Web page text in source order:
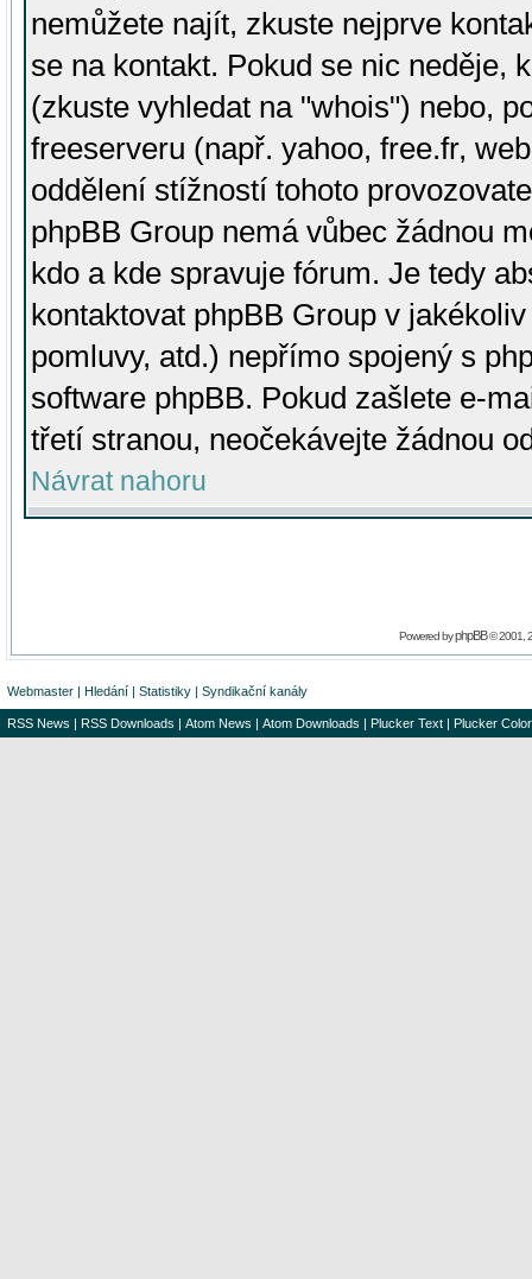
nemůžete najít, zkuste nejprve
se na kontakt. Pokud se nic neděje,
(zkuste vyhledat na "whois") nebo,
freeserveru (např. yahoo, free.fr,
oddělení stížností tohoto
phpBB Group nemá vůbec žádnou
kdo a kde spravuje fórum. Je tedy
kontaktovat phpBB Group v
pomluvy, atd.) nepřímo spojený s
software phpBB. Pokud zašlete e-
třetí stranou, neočekávejte žádnou
Návrat nahoru
Powered byphpBB© 2001,
Webmaster | Hledání | Statistiky | Syndikační kanály
RSS News | RSS Downloads | Atom News | Atom Downloads | Plucker Text | Plucker Color